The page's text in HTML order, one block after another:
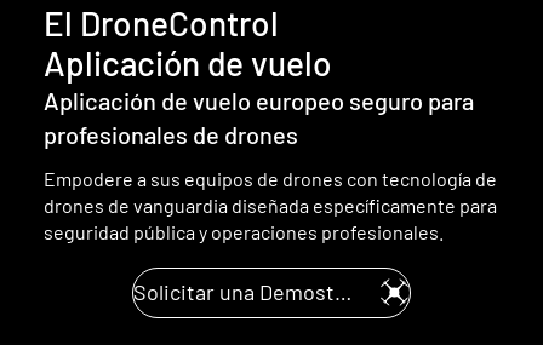
El DroneControl
Aplicación de vuelo
Aplicación de vuelo europeo seguro para
profesionales de drones
Empodere a sus equipos de drones con tecnología de
drones de vanguardia diseñada específicamente para
seguridad pública y operaciones profesionales.
Solicitar una Demostración.